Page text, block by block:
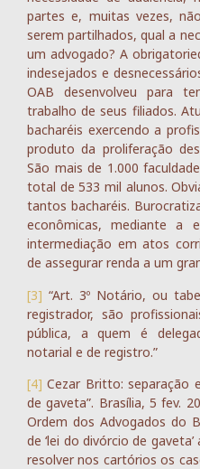
partes e, muitas vezes,
serem partilhados, qual a
um advogado? A
indesejados e
OAB desenvolveu para
trabalho de seus filiados.
bacharéis exercendo a
produto da proliferação
São mais de 1.000
total de 533 mil alunos.
tantos bacharéis.
econômicas, mediante a
intermediação em atos
de assegurar renda a um
[3] “Art. 3º Notário, ou
registrador, são
pública, a quem é
notarial e de registro.”
[4] Cezar Britto: separação
de gaveta”. Brasília, 5 fev.
Ordem dos Advogados do
de ‘lei do divórcio de
resolver nos cartórios os